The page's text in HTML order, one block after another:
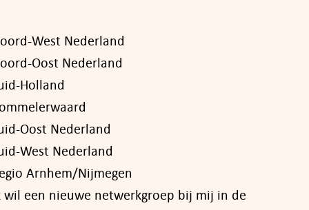
West Nederland
Oost Nederland
Holland
Oost Nederland
West Nederland
Arnhem/Nijmegen
wil een nieuwe netwerkgroep bij mij in de